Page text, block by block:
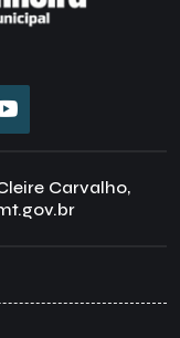
Carvalho,